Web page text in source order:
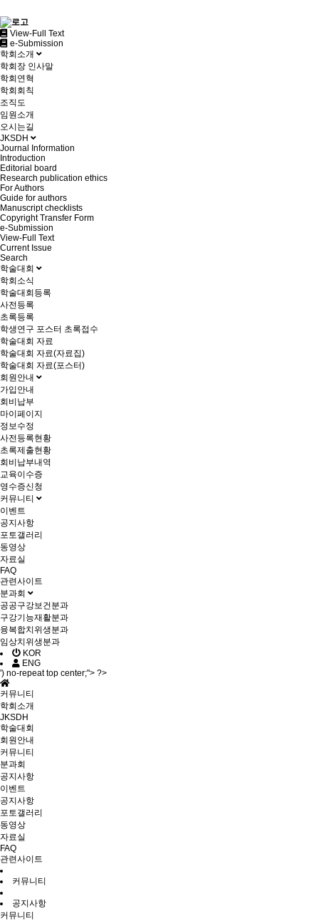
View-Full Text
e-Submission
학회소개
학회장 인사말
학회연혁
학회회칙
조직도
임원소개
오시는길
JKSDH
Journal Information
Introduction
Editorial board
Research publication ethics
For Authors
Guide for authors
Manuscript checklists
Copyright Transfer Form
e-Submission
View-Full Text
Current Issue
Search
학술대회
학회소식
학술대회등록
사전등록
초록등록
학생연구 포스터 초록접수
학술대회 자료
학술대회 자료(자료집)
학술대회 자료(포스터)
회원안내
가입안내
회비납부
마이페이지
정보수정
사전등록현황
초록제출현황
회비납부내역
교육이수증
영수증신청
커뮤니티
이벤트
공지사항
포토갤러리
동영상
자료실
FAQ
관련사이트
분과회
공공구강보건분과
구강기능재활분과
융복합치위생분과
임상치위생분과
KOR
ENG
') no-repeat top center;"> ?>
커뮤니티
학회소개
JKSDH
학술대회
회원안내
커뮤니티
분과회
공지사항
이벤트
공지사항
포토갤러리
동영상
자료실
FAQ
관련사이트
커뮤니티
공지사항
커뮤니티